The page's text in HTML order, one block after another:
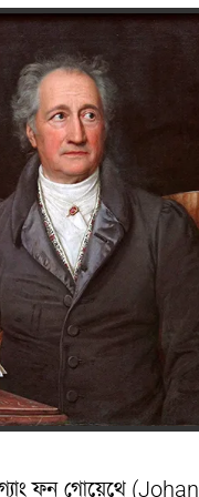
ফন গোয়েথে (Johan